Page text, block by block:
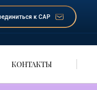
к САР
КОНТАКТЫ